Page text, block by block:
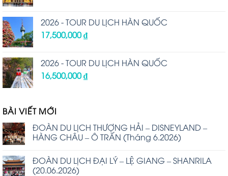
2026 - TOUR DU LỊCH HÀN QUỐC
17,500,000₫
2026 - TOUR DU LỊCH HÀN QUỐC
16,500,000₫
BÀI VIẾT MỚI
ĐOÀN DU LỊCH THƯỢNG HẢI – DISNEYLAND –
HÀNG CHÂU – Ô TRẤN (Tháng 6.2026)
ĐOÀN DU LỊCH ĐẠI LÝ – LỆ GIANG – SHANRILA
(20.06.2026)